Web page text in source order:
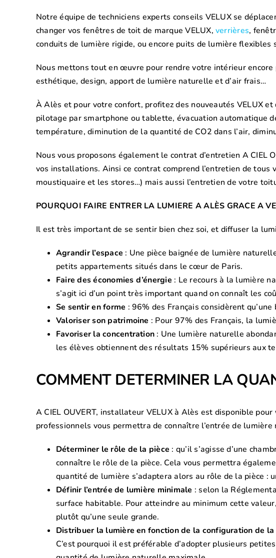
Notre équipe de techniciens experts conseils VELUX se
changer vos fenêtres de toit de marque VELUX, verrières,
conduits de lumière rigide, ou encore puits de lumière
Nous mettons tout en œuvre pour rendre votre intérieur
esthétique, design, apport de lumière naturelle et d’air frais…
À Alès et pour votre confort, profitez des nouveautés VELUX
pilotage par smartphone ou tablette, évacuation automatique
température, diminution de la quantité de CO2 dans l’air,
Nous vous proposons également le contrat d’entretien A
vos installations. Ainsi ce contrat comprend l’entretien de
moustiquaire et les stores…) mais aussi l’entretien de votre
POURQUOI FAIRE ENTRER LA LUMIERE A ALÈS GRACE A
Il est très important de se sentir bien chez soi, et diffuser la
Agrandir l’espace : Une pièce baignée de lumière
petits appartements situés dans le cœur de Paris.
Faire des économies d’énergie : Le recours à la lumière
s’agit ici d’un point très important quand on connaît les
Se sentir en forme : 96% des Français considèrent
Valoriser son patrimoine : Pour 97% des Français, la
Favoriser la concentration : Une lumière naturelle
les élèves obtiennent des résultats 15% supérieurs aux
COMMENT DETERMINER LA
A CIEL OUVERT, installateur VELUX à Alès est disponible
professionnels vous permettra de connaître l’entrée de
Déterminer le rôle de la pièce : qu’il s’agisse d’une
connaître le rôle de la pièce. Cela vous permettra
quantité de lumière s’adaptera alors au rôle de la pièce :
Définir l’entrée de lumière minimale : selon la
surface habitable. Pour atteindre au minimum cette
plutôt qu’une seule grande.
Distribuer la lumière en fonction de la configuration de la
C’est pourquoi il est préférable d’adopter plusieurs